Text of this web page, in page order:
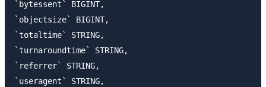
`bytessent` BIGINT,
`objectsize` BIGINT,
`totaltime` STRING,
`turnaroundtime` STRING,
`referrer` STRING,
`useragent` STRING,